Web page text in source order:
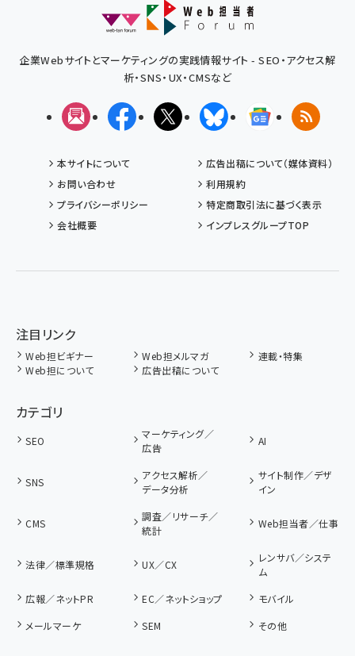
企業Webサイトとマーケティングの実践情報サイト - SEO・アクセス解
析・SNS・UX・CMSなど
メルマガFacebookX(エックス)BlueskyGoogleニュ
RSS
本サイトについて
広告出稿について（媒体資料）
お問い合わせ
利用規約
プライバシーポリシー
特定商取引法に基づく表示
会社概要
インプレスグループTOP
注目リンク
Web担ビギナー Web担メルマガ
連載・特集
Web担について
広告出稿について
カテゴリ
SEO
マーケティング／
広告
AI
SNS
アクセス解析／
データ分析
サイト制作／デザ
イン
CMS
調査／リサーチ／
統計
Web担当者／仕事
法律／標準規格 UX／CX
レンサバ／システ
ム
広報／ネットPR
EC／ネットショップ
モバイル
メールマーケ
SEM その他